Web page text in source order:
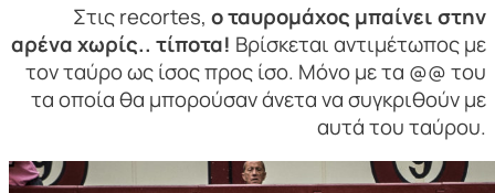
Στις recortes, ο ταυρομάχος μπαίνει στην
αρένα χωρίς.. τίποτα! Βρίσκεται αντιμέτωπος με
τον ταύρο ως ίσος προς ίσο. Μόνο με τα @@ του
τα οποία θα μπορούσαν άνετα να συγκριθούν με
αυτά του ταύρου.